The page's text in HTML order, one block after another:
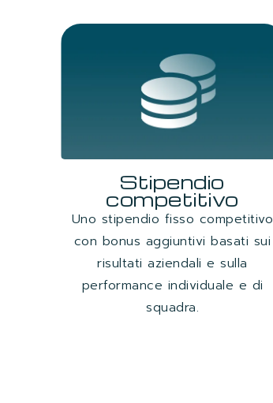
Stipendio
competitivo
Uno stipendio fisso competitivo
con bonus aggiuntivi basati sui
risultati aziendali e sulla
performance individuale e di
squadra.